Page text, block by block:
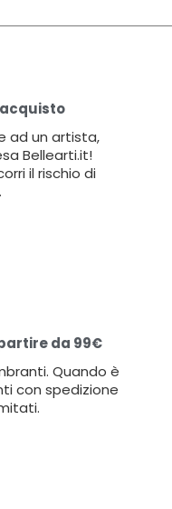
acquisto
ad un artista,
Bellearti.it!
il rischio di
da 99€
Quando è
con spedizione